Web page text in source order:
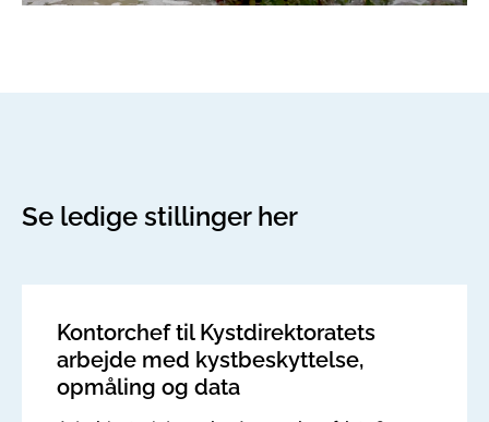
Se ledige stillinger her
Kontorchef til Kystdirektoratets
arbejde med kystbeskyttelse,
opmåling og data